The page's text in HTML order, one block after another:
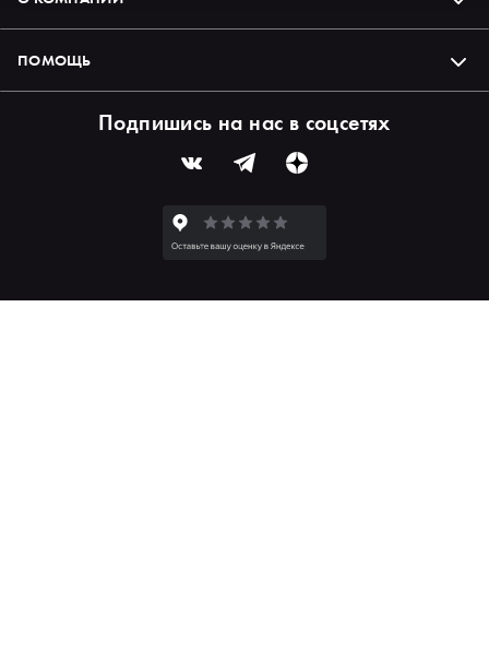
ПОМОЩЬ
Подпишись на нас в соцсетях